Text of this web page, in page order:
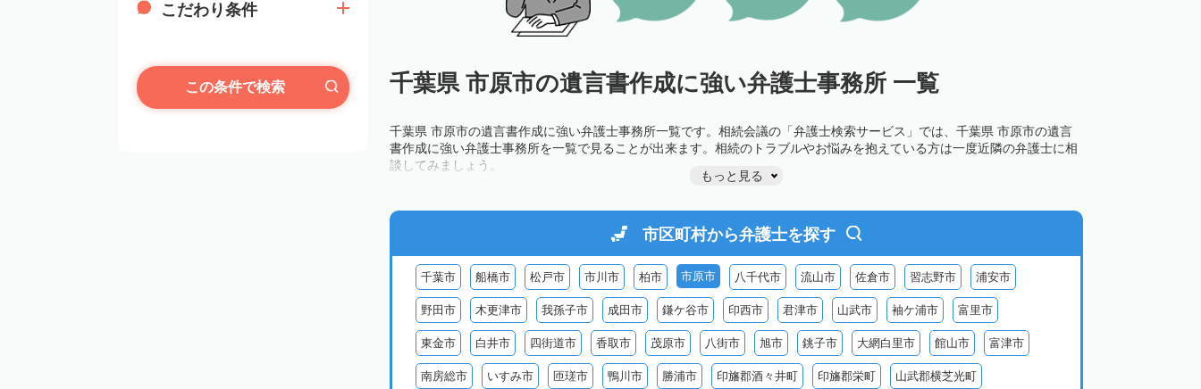
こだわり条件
この条件で検索 千葉県 市原市の遺言書作成に強い弁護士事務所 一覧
千葉県 市原市の遺言書作成に強い弁護士事務所一覧です。相続会議の「弁護士検索サービス」では、千葉県 市原市の遺言
書作成に強い弁護士事務所を一覧で見ることが出来ます。相続のトラブルやお悩みを抱えている方は一度近隣の弁護士に相
談してみましょう。
もっと見る
市区町村から弁護士を探す
千葉市 船橋市 松戸市 市川市 柏市 市原市 八千代市 流山市 佐倉市 習志野市 浦安市
野田市 木更津市 我孫子市 成田市 鎌ケ谷市 印西市 君津市 山武市 袖ケ浦市 富里市
東金市 白井市 四街道市 香取市 茂原市 八街市 旭市 銚子市 大網白里市 館山市 富津市
南房総市 いすみ市 匝瑳市 鴨川市 勝浦市 印旛郡酒々井町 印旛郡栄町 山武郡横芝光町